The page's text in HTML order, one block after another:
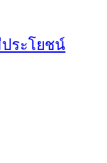
ระโยชน์